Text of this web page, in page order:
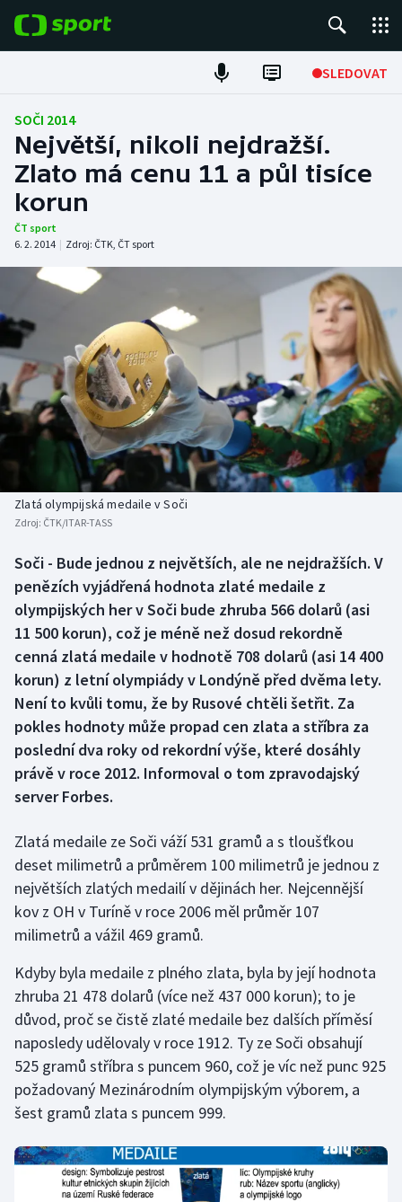
SLEDOVAT
Fotbal
Hokej
Tenis
Atletika
Cyklistika
DALŠÍ SPORTY
Americký fotbal
Baseball a softbal
Basketbal
Biatlon
Box
Curling
Dostihy
Florbal
Futsal
Golf
Gymnastika
Házená
Jezdectví
Judo
Krasobruslení
Lezení
Lyže a snowboard
Moderní pětiboj
Motorsport
NEPŘEHLÉDNĚTE
Soutěže
Historické návraty
Aplikace ČT sport
SOČI 2014
Největší, nikoli nejdražší.
Zlato má cenu 11 a půl tisíce
korun
ČT sport
6. 2. 2014 | Zdroj: ČTK, ČT sport
Zlatá olympijská medaile v Soči
Zdroj: ČTK/ITAR-TASS
Soči - Bude jednou z největších, ale ne nejdražších. V
penězích vyjádřená hodnota zlaté medaile z
olympijských her v Soči bude zhruba 566 dolarů (asi
11 500 korun), což je méně než dosud rekordně
cenná zlatá medaile v hodnotě 708 dolarů (asi 14 400
korun) z letní olympiády v Londýně před dvěma lety.
Není to kvůli tomu, že by Rusové chtěli šetřit. Za
pokles hodnoty může propad cen zlata a stříbra za
poslední dva roky od rekordní výše, které dosáhly
právě v roce 2012. Informoval o tom zpravodajský
server Forbes.
Zlatá medaile ze Soči váží 531 gramů a s tloušťkou
deset milimetrů a průměrem 100 milimetrů je jednou z
největších zlatých medailí v dějinách her. Nejcennější
kov z OH v Turíně v roce 2006 měl průměr 107
milimetrů a vážil 469 gramů.
Kdyby byla medaile z plného zlata, byla by její hodnota
zhruba 21 478 dolarů (více než 437 000 korun); to je
důvod, proč se čistě zlaté medaile bez dalších příměsí
naposledy udělovaly v roce 1912. Ty ze Soči obsahují
525 gramů stříbra s puncem 960, což je víc než punc 925
požadovaný Mezinárodním olympijským výborem, a
šest gramů zlata s puncem 999.